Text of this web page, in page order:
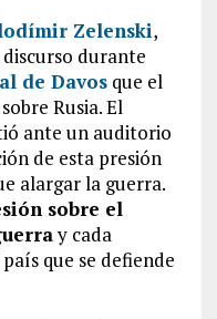
Zelenski,
durante
de Davosque el
Rusia. El
ante un auditorio
de esta presión
alargar la guerra.
sobre el
y cada
que se defiende